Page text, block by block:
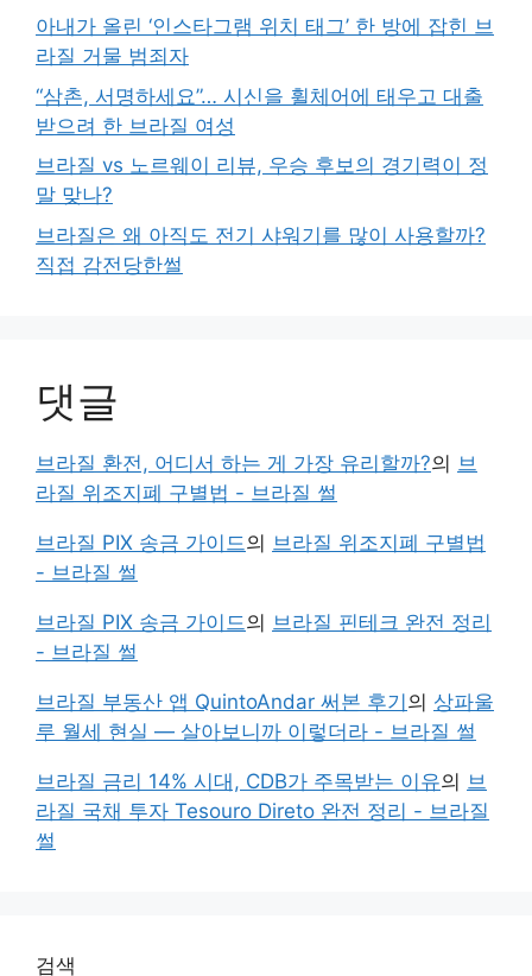
아내가 올린 ‘인스타그램 위치 태그’ 한 방에 잡힌 브
라질 거물 범죄자
“삼촌, 서명하세요”… 시신을 휠체어에 태우고 대출
받으려 한 브라질 여성
브라질 vs 노르웨이 리뷰, 우승 후보의 경기력이 정
말 맞나?
브라질은 왜 아직도 전기 샤워기를 많이 사용할까?
직접 감전당한썰
댓글
브라질 환전, 어디서 하는 게 가장 유리할까?의 브
라질 위조지폐 구별법 - 브라질 썰
브라질 PIX 송금 가이드의 브라질 위조지폐 구별법
- 브라질 썰
브라질 PIX 송금 가이드의 브라질 핀테크 완전 정리
- 브라질 썰
브라질 부동산 앱 QuintoAndar 써본 후기의 상파울
루 월세 현실 — 살아보니까 이렇더라 - 브라질 썰
브라질 금리 14% 시대, CDB가 주목받는 이유의 브
라질 국채 투자 Tesouro Direto 완전 정리 - 브라질
썰
검색